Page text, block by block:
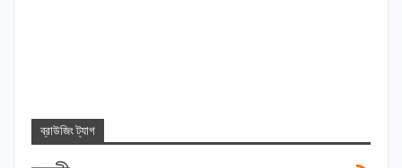
ব্রাউজিং ট্যাগ